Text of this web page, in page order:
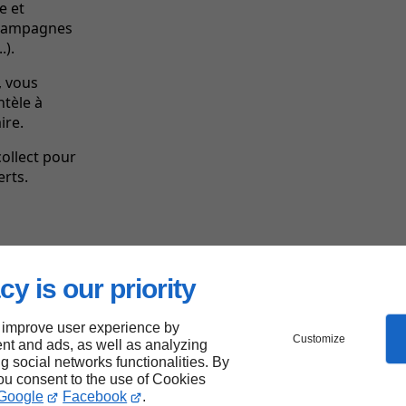
is our priority
user experience by
and ads, as well as analyzing
social networks functionalities. By
consent to the use of Cookies
Facebook .
Customize
et
vous
à
pour
Les forces